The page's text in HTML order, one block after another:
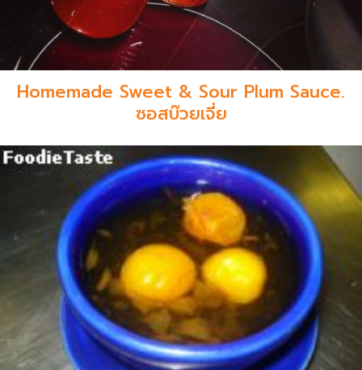
Homemade Sweet & Sour Plum Sauce.
ซอสบ๊วยเจี่ย